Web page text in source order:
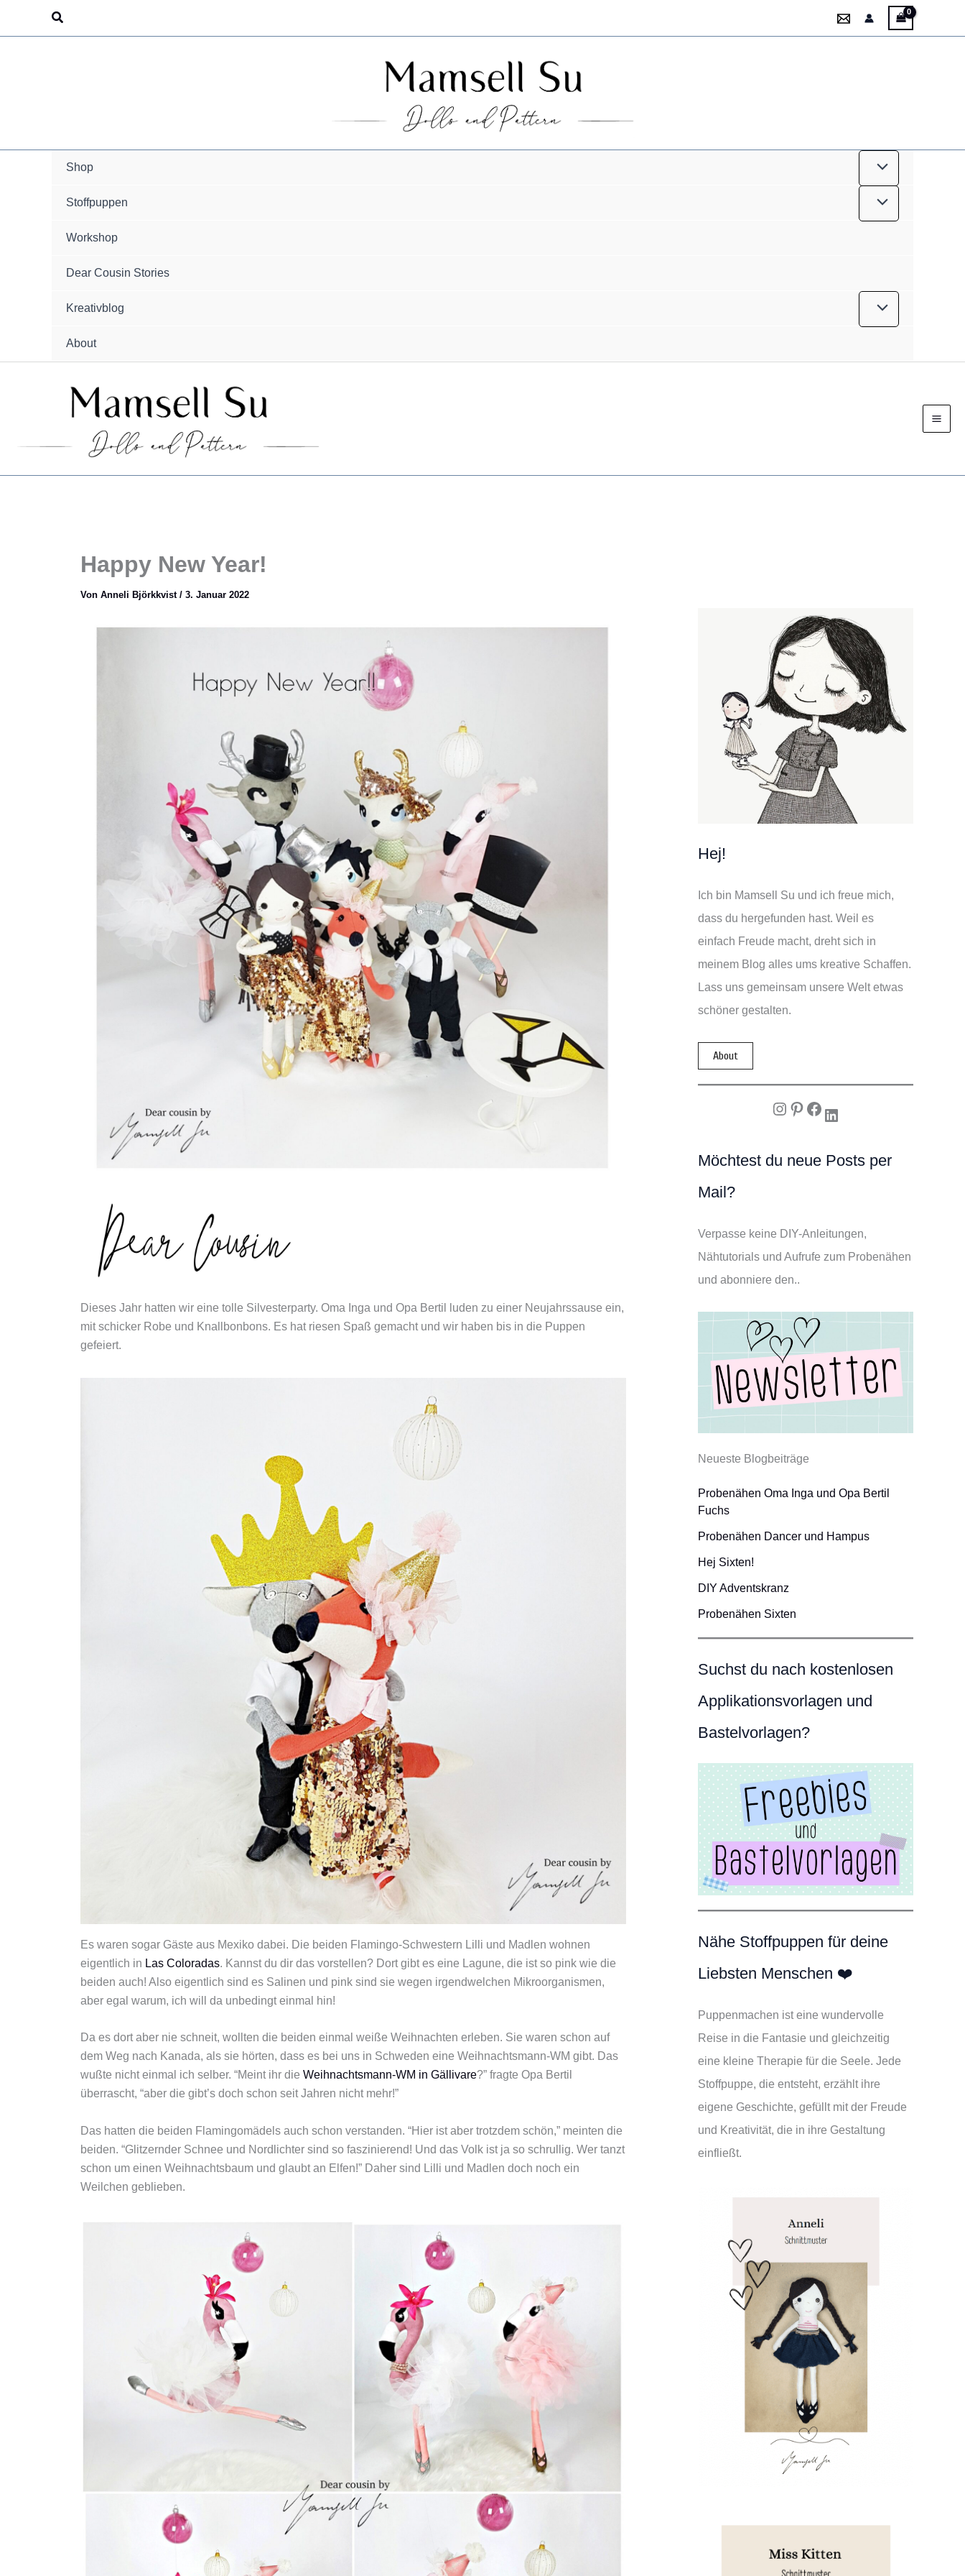
Suchen
Shop
Stoffpuppen
Workshop
Dear Cousin Stories
Kreativblog
About
Happy New Year!
Von Anneli Björkkvist / 3. Januar 2022
Dieses Jahr hatten wir eine tolle Silvesterparty. Oma Inga und Opa Bertil luden zu einer Neujahrssause ein,
mit schicker Robe und Knallbonbons. Es hat riesen Spaß gemacht und wir haben bis in die Puppen
gefeiert.
Es waren sogar Gäste aus Mexiko dabei. Die beiden Flamingo-Schwestern Lilli und Madlen wohnen
eigentlich in Las Coloradas. Kannst du dir das vorstellen? Dort gibt es eine Lagune, die ist so pink wie die
beiden auch! Also eigentlich sind es Salinen und pink sind sie wegen irgendwelchen Mikroorganismen,
aber egal warum, ich will da unbedingt einmal hin!
Da es dort aber nie schneit, wollten die beiden einmal weiße Weihnachten erleben. Sie waren schon auf
dem Weg nach Kanada, als sie hörten, dass es bei uns in Schweden eine Weihnachtsmann-WM gibt. Das
wußte nicht einmal ich selber. “Meint ihr die Weihnachtsmann-WM in Gällivare?” fragte Opa Bertil
überrascht, “aber die gibt’s doch schon seit Jahren nicht mehr!”
Das hatten die beiden Flamingomädels auch schon verstanden. “Hier ist aber trotzdem schön,” meinten die
beiden. “Glitzernder Schnee und Nordlichter sind so faszinierend! Und das Volk ist ja so schrullig. Wer tanzt
schon um einen Weihnachtsbaum und glaubt an Elfen!” Daher sind Lilli und Madlen doch noch ein
Weilchen geblieben.
Hej!
Ich bin Mamsell Su und ich freue mich,
dass du hergefunden hast. Weil es
einfach Freude macht, dreht sich in
meinem Blog alles ums kreative Schaffen.
Lass uns gemeinsam unsere Welt etwas
schöner gestalten.
About
Instagram Pinterest Facebook LinkedIn
Möchtest du neue Posts per
Mail?
Verpasse keine DIY-Anleitungen,
Nähtutorials und Aufrufe zum Probenähen
und abonniere den..
Neueste Blogbeiträge
Probenähen Oma Inga und Opa Bertil
Fuchs
Probenähen Dancer und Hampus
Hej Sixten!
DIY Adventskranz
Probenähen Sixten
Suchst du nach kostenlosen
Applikationsvorlagen und
Bastelvorlagen?
Nähe Stoffpuppen für deine
Liebsten Menschen ❤️
Puppenmachen ist eine wundervolle
Reise in die Fantasie und gleichzeitig
eine kleine Therapie für die Seele. Jede
Stoffpuppe, die entsteht, erzählt ihre
eigene Geschichte, gefüllt mit der Freude
und Kreativität, die in ihre Gestaltung
einfließt.